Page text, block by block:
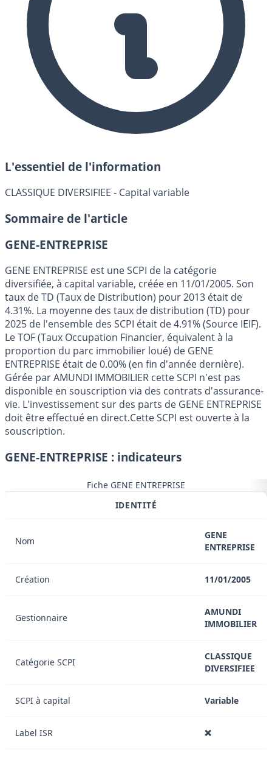
L'essentiel de l'information
CLASSIQUE DIVERSIFIEE - Capital variable
Sommaire de l'article
GENE-ENTREPRISE
GENE ENTREPRISE est une SCPI de la catégorie
diversifiée, à capital variable, créée en 11/01/2005. Son
taux de TD (Taux de Distribution) pour 2013 était de
4.31%. La moyenne des taux de distribution (TD) pour
2025 de l'ensemble des SCPI était de 4.91% (Source IEIF).
Le TOF (Taux Occupation Financier, équivalent à la
proportion du parc immobilier loué) de GENE
ENTREPRISE était de 0.00% (en fin d'année dernière).
Gérée par AMUNDI IMMOBILIER cette SCPI n'est pas
disponible en souscription via des contrats d'assurance-
vie. L'investissement sur des parts de GENE ENTREPRISE
doit être effectué en direct.Cette SCPI est ouverte à la
souscription.
GENE-ENTREPRISE : indicateurs
Fiche GENE ENTREPRISE
IDENTITÉ
Nom
GENE
ENTREPRISE
Création 11/01/2005
Gestionnaire
AMUNDI
IMMOBILIER
Catégorie SCPI
CLASSIQUE
DIVERSIFIEE
SCPI à capital Variable
Label ISR ❌